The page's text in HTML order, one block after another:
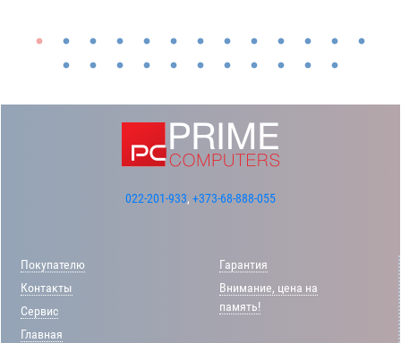
022-201-933, +373-68-888-055
Покупателю
Контакты
Сервис
Главная
Гарантия
Внимание, цена на
память!